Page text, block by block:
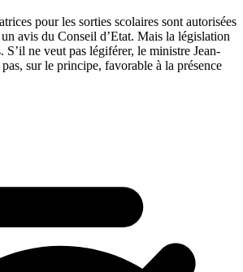
pour les sorties scolaires sont autorisées
avis du Conseil d’Etat. Mais la législation
S’il ne veut pas légiférer, le ministre Jean-
sur le principe, favorable à la présence